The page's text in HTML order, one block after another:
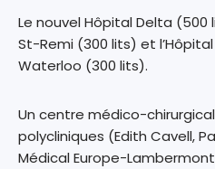
Le nouvel Hôpital Delta (500
St-Remi (300 lits) et
Waterloo (300 lits).
Un centre médico-
polycliniques (Edith Cavell,
Médical Europe-